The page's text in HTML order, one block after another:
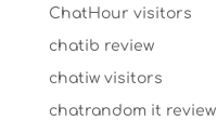
ChatHour visitors
chatib review
chatiw visitors
chatrandom it review